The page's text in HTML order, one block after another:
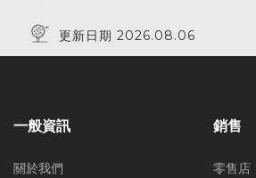
更新日期 2026.08.06
一般資訊
關於我們
銷售
零售店